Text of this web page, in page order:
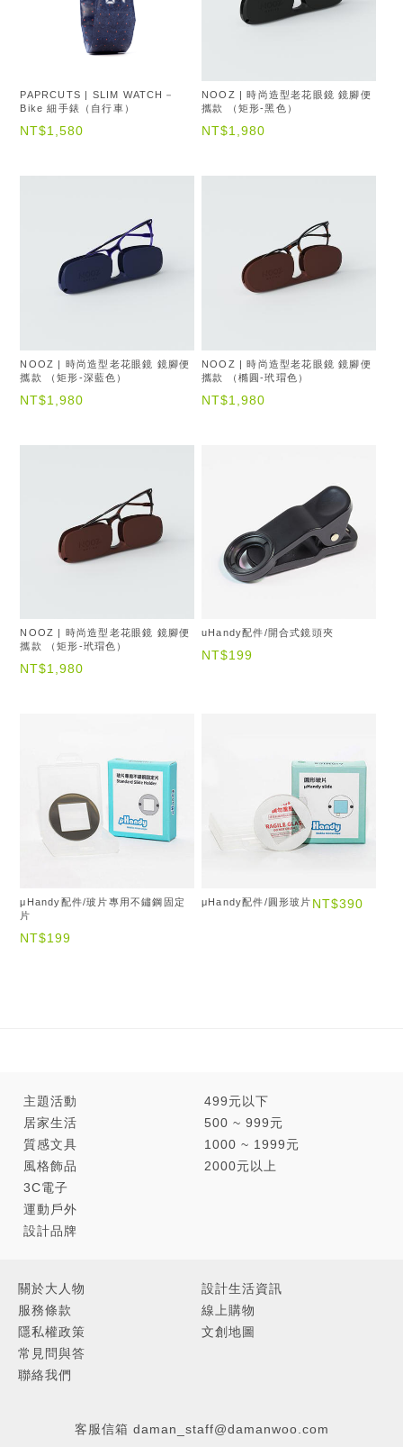
PAPRCUTS | SLIM WATCH－
Bike 細手錶（自行車）
NT$1,580
NOOZ | 時尚造型老花眼鏡 鏡腳便
攜款 （矩形-黑色）
NT$1,980
NOOZ | 時尚造型老花眼鏡 鏡腳便
攜款 （矩形-深藍色）
NT$1,980
NOOZ | 時尚造型老花眼鏡 鏡腳便
攜款 （橢圓-玳瑁色）
NT$1,980
NOOZ | 時尚造型老花眼鏡 鏡腳便
攜款 （矩形-玳瑁色）
NT$1,980
uHandy配件/開合式鏡頭夾
NT$199
μHandy配件/玻片專用不鏽鋼固定
片
NT$199
μHandy配件/圓形玻片 NT$390
設計生活資訊
線上購物
文創地圖
關於大人物
服務條款
隱私權政策
常見問與答
聯絡我們
主題活動
居家生活
質感文具
風格飾品
3C電子
運動戶外
設計品牌
499元以下
500 ~ 999元
1000 ~ 1999元
2000元以上
客服信箱 daman_staff@damanwoo.com